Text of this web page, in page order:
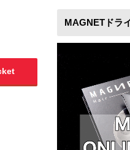
MAGNETドラ